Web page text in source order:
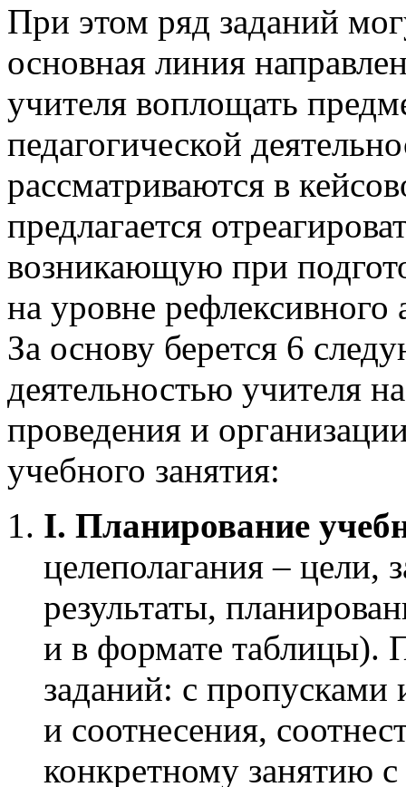
При этом ряд заданий
основная линия
учителя воплощать
педагогической
рассматриваются в
предлагается
возникающую при
на уровне рефлексивного
За основу берется 6
деятельностью учителя
проведения и
учебного занятия:
I. Планирование
целеполагания – цели,
результаты,
и в формате таблицы).
заданий: с пропусками
и соотнесения,
конкретному занятию